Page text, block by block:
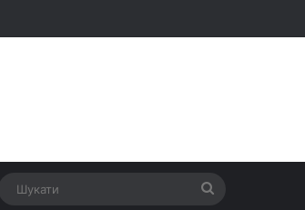
Switch skin